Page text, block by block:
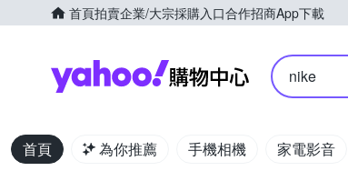
首頁拍賣企業/大宗採購入口合作招商App下載
Yahoo購物中心
nike
首頁 為你推薦 手機相機 家電影音